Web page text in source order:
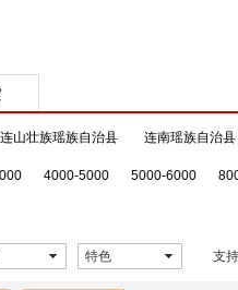
连山壮族瑶族自治县 连南瑶族自治县
4000-5000 5000-6000
特色 支